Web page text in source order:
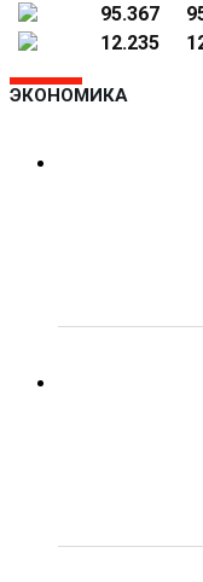
95.367
12.235
ЭКОНОМИКА